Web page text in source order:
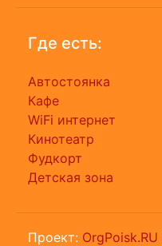
Где есть:
Автостоянка
Кафе
WiFi интернет
Кинотеатр
Фудкорт
Детская зона
Проект: OrgPoisk.RU